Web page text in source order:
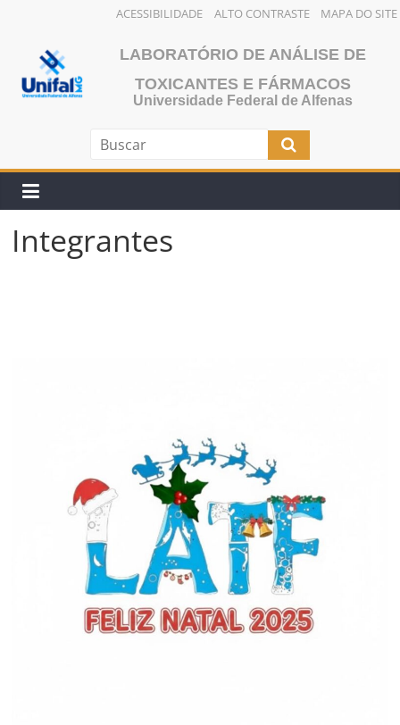
ACESSIBILIDADE ALTO CONTRASTE MAPA DO SITE
conteúdo
LABORATÓRIO DE ANÁLISE DE
TOXICANTES E FÁRMACOS
Universidade Federal de Alfenas
Integrantes